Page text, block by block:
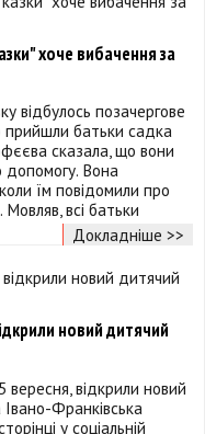
хоче вибачення за
відбулось позачергове
прийшли батьки садка
сказала, що вони
допомогу. Вона
їм повідомили про
всі батьки
Докладніше >>
новий дитячий
вересня, відкрили новий
Франківська
у соціальній